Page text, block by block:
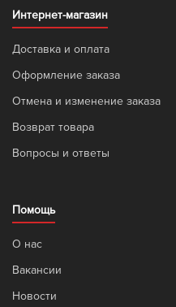
Интернет-магазин
Доставка и оплата
Оформление заказа
Отмена и изменение заказа
Возврат товара
Вопросы и ответы
Помощь
О нас
Вакансии
Новости